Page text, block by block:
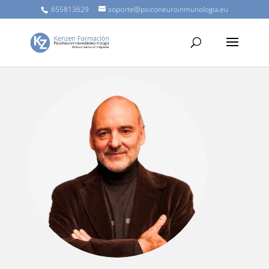
655813629 soporte@psiconeuroinmunologia.eu